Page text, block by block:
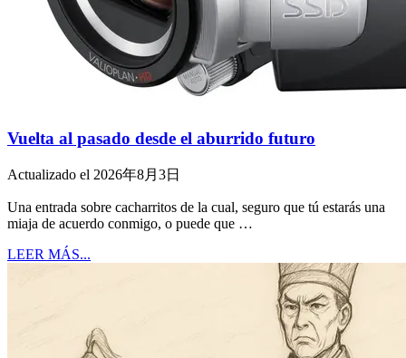
Vuelta al pasado desde el aburrido futuro
Actualizado el 2026年8月3日
Una entrada sobre cacharritos de la cual, seguro que tú estarás una
miaja de acuerdo conmigo, o puede que …
LEER MÁS...